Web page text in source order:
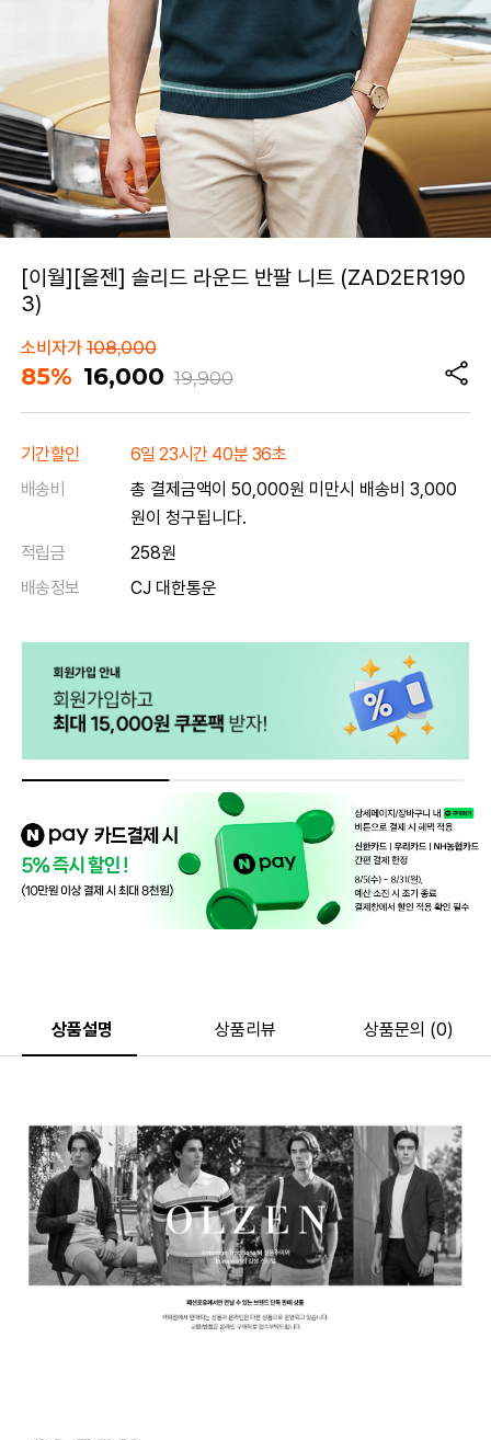
[이월][올젠] 솔리드 라운드 반팔 니트 (ZAD2ER190
3)
소비자가108,000
85% 16,000 19,900
기간할인
6일 23시간 40분 36초
배송비
총 결제금액이 50,000원 미만시 배송비 3,000
원이 청구됩니다.
적립금
258원
배송정보
CJ 대한통운
상품설명 상품리뷰 상품문의 (0)